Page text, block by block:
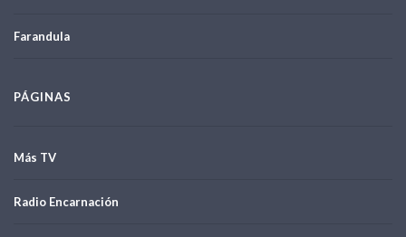
Farandula
PÁGINAS
Más TV
Radio Encarnación